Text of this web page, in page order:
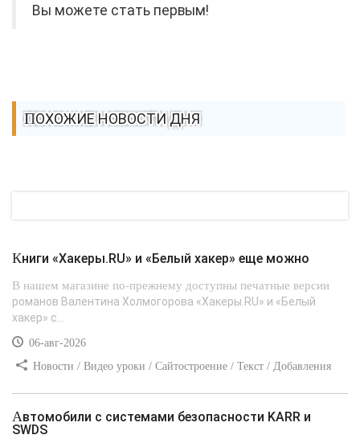
Вы можете стать первым!
ПОХОЖИЕ НОВОСТИ ДНЯ
Книги «Хакеры.RU» и «Белый хакер» еще можно
В нашем магазине по-прежнему доступны печатные версии
романов Валентина Холмогорова «Хакеры.RU» и «Белый
хакер» с...
06-авг-2026
Новости / Видео уроки / Сайтостроение / Текст / Добавления
Автомобили с системами безопасности KARR и
SWDS